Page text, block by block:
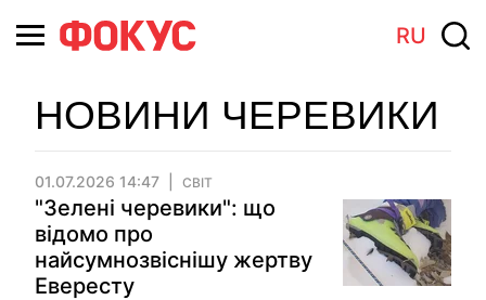
RU
НОВИНИ ЧЕРЕВИКИ
01.07.2026 14:47 СВІТ
"Зелені черевики": що
відомо про
найсумнозвіснішу жертву
Евересту